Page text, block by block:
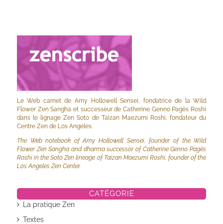
Le Web carnet de Amy Hollowell Sensei, fondatrice de la Wild
Flower Zen Sangha et successeur de Catherine Genno Pagès Roshi
dans le lignage Zen Soto de Taizan Maezumi Roshi, fondateur du
Centre Zen de Los Angeles.
The Web notebook of Amy Hollowell Sensei, founder of the Wild
Flower Zen Sangha and dharma successor of Catherine Genno Pagès
Roshi in the Soto Zen lineage of Taizan Maezumi Roshi, founder of the
Los Angeles Zen Center.
CATÉGORIE
La pratique Zen
Textes